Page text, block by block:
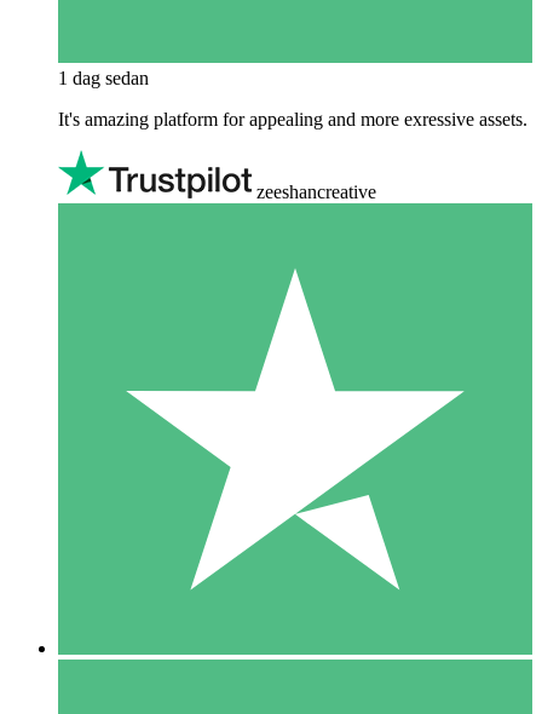
1 dag sedan
It's amazing platform for appealing and more exressive assets.
zeeshancreative